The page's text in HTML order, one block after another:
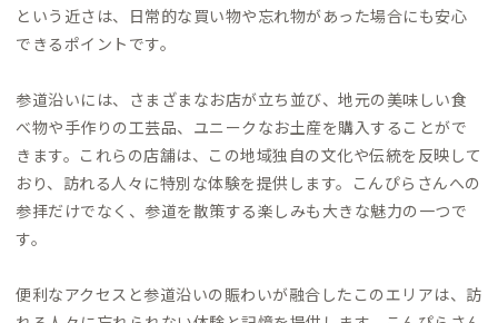
という近さは、日常的な買い物や忘れ物があった場合にも安心
できるポイントです。
参道沿いには、さまざまなお店が立ち並び、地元の美味しい食
べ物や手作りの工芸品、ユニークなお土産を購入することがで
きます。これらの店舗は、この地域独自の文化や伝統を反映して
おり、訪れる人々に特別な体験を提供します。こんぴらさんへの
参拝だけでなく、参道を散策する楽しみも大きな魅力の一つで
す。
便利なアクセスと参道沿いの賑わいが融合したこのエリアは、訪